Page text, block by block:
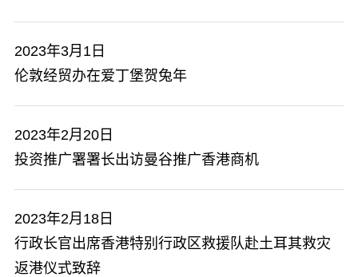
2023年3月1日
伦敦经贸办在爱丁堡贺兔年
2023年2月20日
投资推广署署长出访曼谷推广香港商机
2023年2月18日
行政长官出席香港特别行政区救援队赴土耳其救灾
返港仪式致辞